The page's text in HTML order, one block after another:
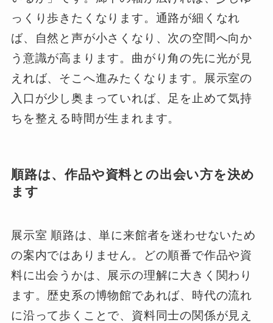
っくり歩きたくなります。通路が細くなれ
ば、自然と声が小さくなり、次の空間へ向か
う意識が高まります。曲がり角の先に光が見
えれば、そこへ進みたくなります。展示室の
入口が少し奥まっていれば、足を止めて気持
ちを整える時間が生まれます。
順路は、作品や資料との出会い方を決め
ます
展示室 順路は、単に来館者を迷わせないため
の案内ではありません。どの順番で作品や資
料に出会うかは、展示の理解に大きく関わり
ます。歴史系の博物館であれば、時代の流れ
に沿って歩くことで、資料同士の関係が見え